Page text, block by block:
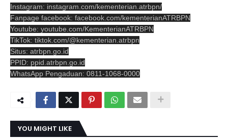
Instagram: instagram.com/kementerian.atrbpn/
Fanpage facebook: facebook.com/kementerianATRBPN
Youtube: youtube.com/KementerianATRBPN
TikTok: tiktok.com/@kementerian.atrbpn
Situs: atrbpn.go.id
PPID: ppid.atrbpn.go.id
WhatsApp Pengaduan: 0811-1068-0000
YOU MIGHT LIKE